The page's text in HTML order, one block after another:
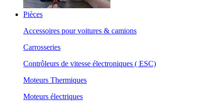
Pièces
Accessoires pour voitures & camions
Carrosseries
Contrôleurs de vitesse électroniques ( ESC)
Moteurs Thermiques
Moteurs électriques